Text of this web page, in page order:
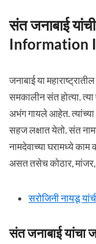
संत जनाबाई
Information
जनाबाई या
समकालीन संत होत्या.
अभंग गायले आहेत.
सहज लक्षात येतो. संत
नामदेवाच्या घरामध्ये
असत तसेच कोठार, मांजर,
सरोजिनी नायडू
संत जनाबाई यांचा